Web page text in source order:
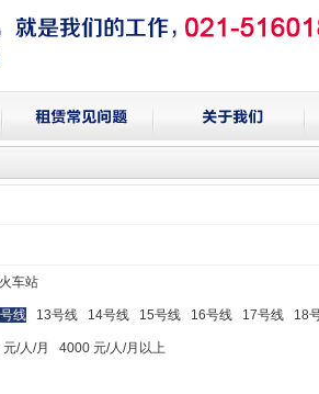
车站
线 13号线 14号线 15号线 16号线 17号线 18
/人/月 4000 元/人/月以上